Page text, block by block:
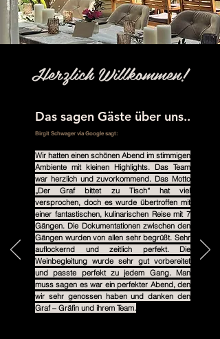
Das sagen Gäste über uns..
Birgit Schwager via Google sagt:
Wir hatten einen schönen Abend im stimmigen
Ambiente mit kleinen Highlights. Das Team
war herzlich und zuvorkommend. Das Motto
„Der Graf bittet zu Tisch“ hat viel
versprochen, doch es wurde übertroffen mit
einer fantastischen, kulinarischen Reise mit 7
Gängen. Die Dokumentationen zwischen den
Gängen wurden von allen sehr begrüßt. Sehr
auflockernd und zeitlich perfekt. Die
Weinbegleitung wurde sehr gut vorbereitet
und passte perfekt zu jedem Gang. Man
muss sagen es war ein perfekter Abend, den
wir sehr genossen haben und danken den
Graf – Gräfin und ihrem Team.
Herzlich Willkommen!